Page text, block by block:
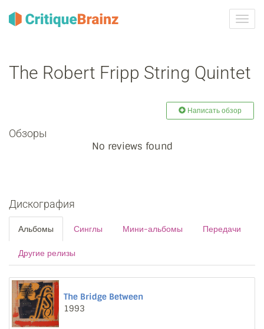
The Robert Fripp String Quintet
Написать обзор
Обзоры
No reviews found
Дискография
Альбомы Синглы Мини-альбомы Передачи
Другие релизы
The Bridge Between
1993